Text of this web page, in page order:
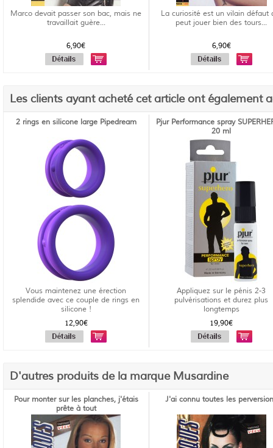
Marco devait passer son bac, mais ne
travaillait guère...
6,90€
La curiosité est un vilain défaut
peut jouer bien des tours...
6,90€
Les clients ayant acheté cet article ont également
2 rings en silicone large Pipedream
Vous maintenez une érection
splendide avec ce couple de rings en
silicone !
12,90€
Pjur Performance spray
20 ml
Appliquez sur le pénis 2-3
pulvérisations et durez plus
longtemps
19,90€
D'autres produits de la marque Musardine
Pour monter sur les planches, j'étais
prête à tout
J'ai connu toutes les